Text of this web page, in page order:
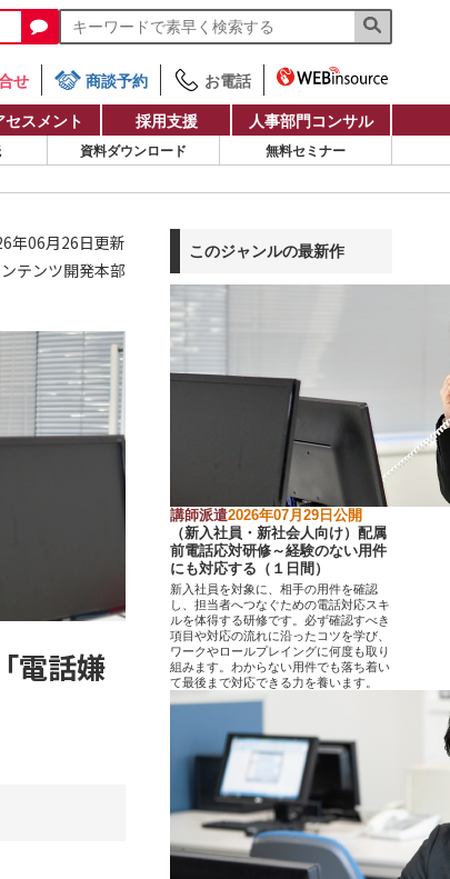
せ 商談予約
お電話
セスメント 採用支援 人事部門コンサル
資料ダウンロード 無料セミナー
年06月26日更新
テンツ開発本部
電話嫌
このジャンルの最新作
講師派遣2026年07月29日公開
（新入社員・新社会人向け）配属
前電話応対研修～経験のない用件
にも対応する（１日間）
新入社員を対象に、相手の用件を確認
し、担当者へつなぐための電話対応スキ
ルを体得する研修です。必ず確認すべき
項目や対応の流れに沿ったコツを学び、
ワークやロールプレイングに何度も取り
組みます。わからない用件でも落ち着い
て最後まで対応できる力を養います。